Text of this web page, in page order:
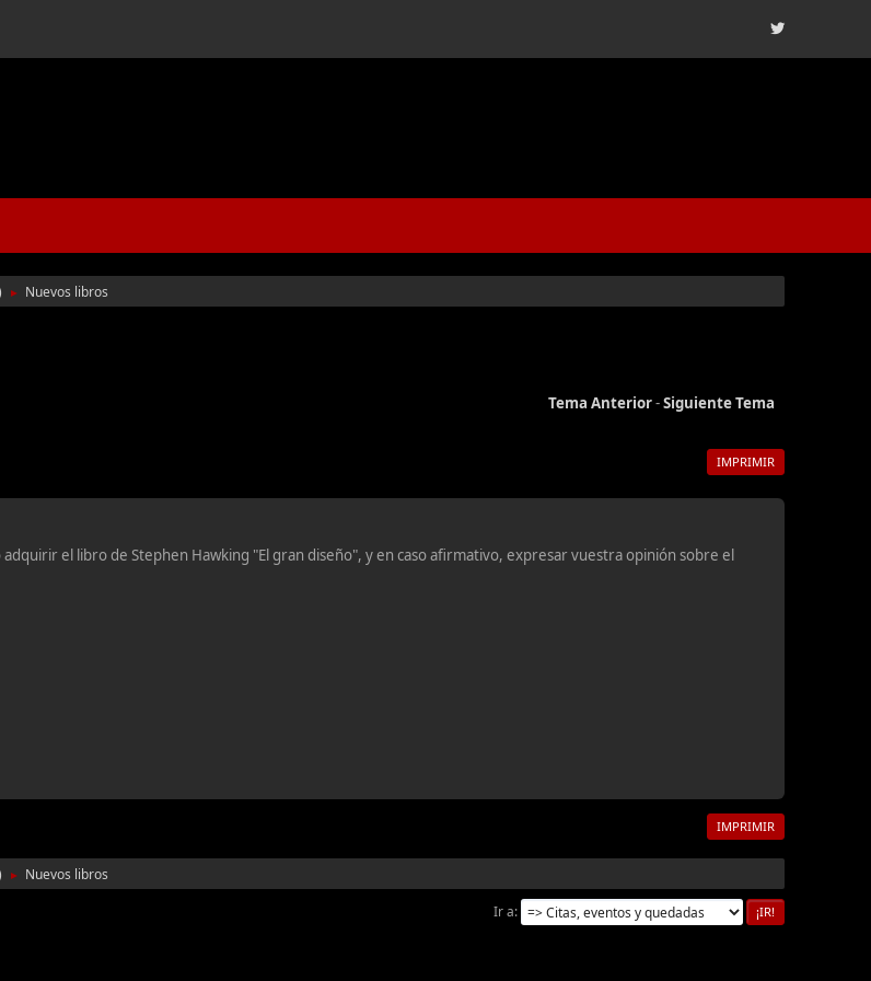
► Nuevos libros
Tema Anterior-Siguiente Tema
IMPRIMIR
el libro de Stephen Hawking "El gran diseño", y en caso afirmativo, expresar vuestra opinión sobre el
IMPRIMIR
►
Nuevos libros
Ir a